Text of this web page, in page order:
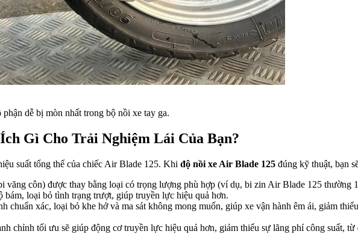
dễ bị mòn nhất trong bộ nồi xe tay ga.
Gì Cho Trải Nghiệm Lái Của Bạn?
suất tổng thể của chiếc Air Blade 125. Khi độ nồi xe Air Blade 125 đúng kỹ thuật, bạn
văng côn) được thay bằng loại có trọng lượng phù hợp (ví dụ, bi zin Air Blade 125 thường
loại bỏ tình trạng trượt, giúp truyền lực hiệu quả hơn.
chuẩn xác, loại bỏ khe hở và ma sát không mong muốn, giúp xe vận hành êm ái, giảm
chỉnh tối ưu sẽ giúp động cơ truyền lực hiệu quả hơn, giảm thiểu sự lãng phí công suất,